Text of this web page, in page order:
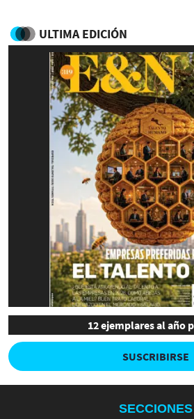
ULTIMA EDICIÓN
12 ejemplares al año
SUSCRIBIRSE
SECCIONES